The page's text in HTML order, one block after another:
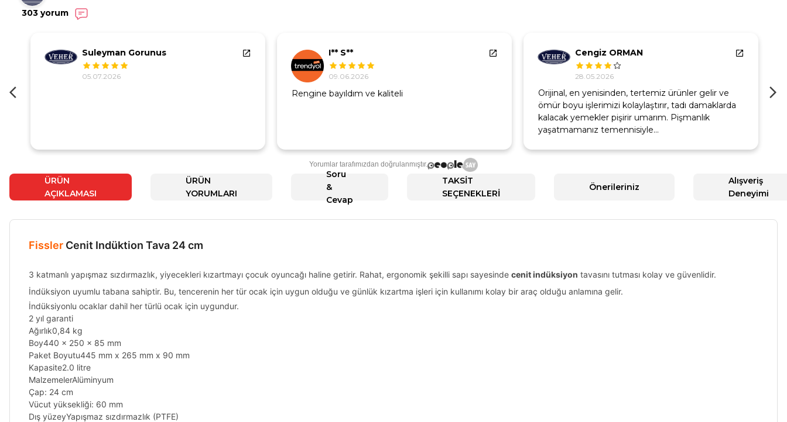
303 yorum
Suleyman Gorunus
05.07.2026
I** S**
09.06.2026
Rengine bayıldım ve kaliteli
Cengiz ORMAN
28.05.2026
Orijinal, en yenisinden, tertemiz ürünler gelir ve
ömür boyu işlerimizi kolaylaştırır, tadı damaklarda
kalacak yemekler pişirir umarım. Pişmanlık
yaşatmamanız temennisiyle…
Yorumlar tarafımızdan doğrulanmıştır.
ÜRÜN
AÇIKLAMASI
ÜRÜN
YORUMLARI
Soru
&
Cevap
TAKSİT
SEÇENEKLERİ
Önerileriniz
Alışveriş
Deneyimi
Fissler Cenit Indüktion Tava 24 cm
3 katmanlı yapışmaz sızdırmazlık, yiyecekleri kızartmayı çocuk oyuncağı haline getirir. Rahat, ergonomik şekilli sapı sayesinde cenit indüksiyon tavasını tutması kolay ve güvenlidir.
İndüksiyon uyumlu tabana sahiptir. Bu, tencerenin her tür ocak için uygun olduğu ve günlük kızartma işleri için kullanımı kolay bir araç olduğu anlamına gelir.
İndüksiyonlu ocaklar dahil her türlü ocak için uygundur.
2 yıl garanti
Ağırlık0,84 kg
Boy440 x 250 x 85 mm
Paket Boyutu445 mm x 265 mm x 90 mm
Kapasite2.0 litre
MalzemelerAlüminyum
Çap: 24 cm
Vücut yüksekliği: 60 mm
Dış yüzeyYapışmaz sızdırmazlık (PTFE)